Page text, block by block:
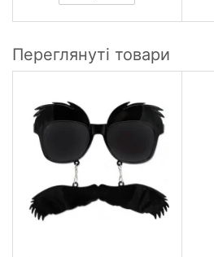
Переглянуті товари